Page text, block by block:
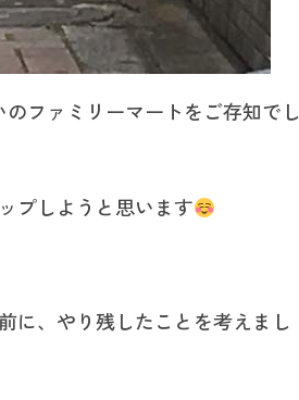
ファミリーマートをご存知でし
プしようと思います
に、やり残したことを考えまし